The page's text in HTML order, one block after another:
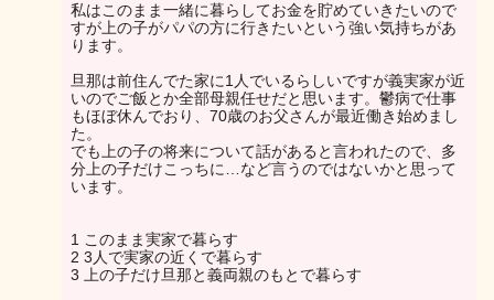
私はこのまま一緒に暮らしてお金を貯めていきたいので
すが上の子がパパの方に行きたいという強い気持ちがあ
ります。
旦那は前住んでた家に1人でいるらしいですが義実家が近
いのでご飯とか全部母親任せだと思います。鬱病で仕事
もほぼ休んでおり、70歳のお父さんが最近働き始めまし
た。
でも上の子の将来について話があると言われたので、多
分上の子だけこっちに…など言うのではないかと思って
います。
1 このまま実家で暮らす
2 3人で実家の近くで暮らす
3 上の子だけ旦那と義両親のもとで暮らす